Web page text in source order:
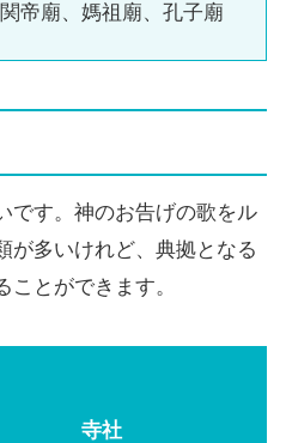
関帝廟、媽祖廟、孔子廟
す。神のお告げの歌をル
が多いけれど、典拠となる
とができます。
寺社